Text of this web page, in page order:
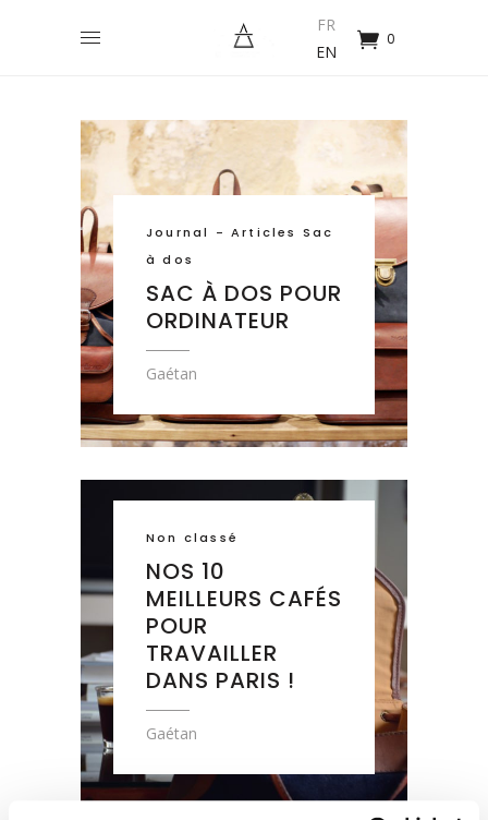
FR
EN
0
Journal - Articles Sac
à dos
SAC À DOS POUR
ORDINATEUR
Gaétan
Non classé
NOS 10
MEILLEURS CAFÉS
POUR
TRAVAILLER
DANS PARIS !
Gaétan